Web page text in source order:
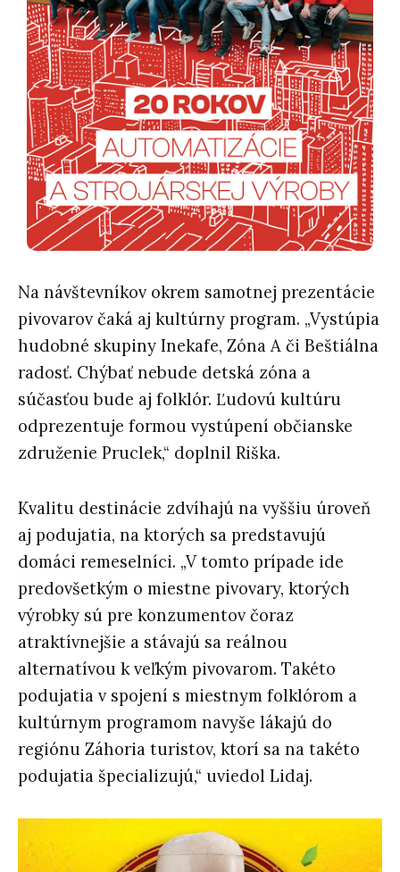
Na návštevníkov okrem samotnej prezentácie
pivovarov čaká aj kultúrny program. „Vystúpia
hudobné skupiny Inekafe, Zóna A či Beštiálna
radosť. Chýbať nebude detská zóna a
súčasťou bude aj folklór. Ľudovú kultúru
odprezentuje formou vystúpení občianske
združenie Pruclek,“ doplnil Riška.
Kvalitu destinácie zdvíhajú na vyššiu úroveň
aj podujatia, na ktorých sa predstavujú
domáci remeselníci. „V tomto prípade ide
predovšetkým o miestne pivovary, ktorých
výrobky sú pre konzumentov čoraz
atraktívnejšie a stávajú sa reálnou
alternatívou k veľkým pivovarom. Takéto
podujatia v spojení s miestnym folklórom a
kultúrnym programom navyše lákajú do
regiónu Záhoria turistov, ktorí sa na takéto
podujatia špecializujú,“ uviedol Lidaj.